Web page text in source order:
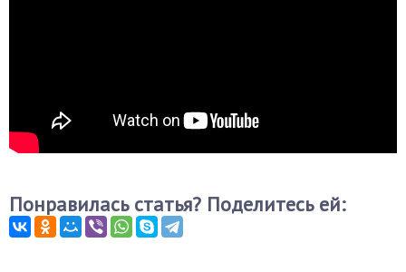
Понравилась статья? Поделитесь ей: